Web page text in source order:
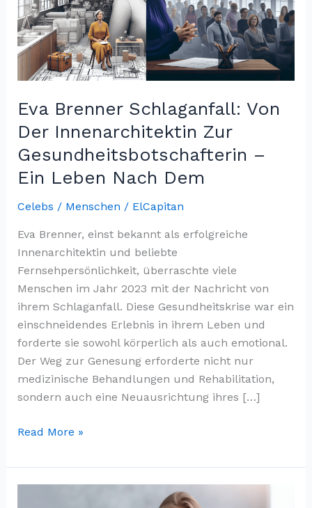
Eva Brenner Schlaganfall: Von
Der Innenarchitektin Zur
Gesundheitsbotschafterin –
Ein Leben Nach Dem
Celebs / Menschen / ElCapitan
Eva Brenner, einst bekannt als erfolgreiche
Innenarchitektin und beliebte
Fernsehpersönlichkeit, überraschte viele
Menschen im Jahr 2023 mit der Nachricht von
ihrem Schlaganfall. Diese Gesundheitskrise war ein
einschneidendes Erlebnis in ihrem Leben und
forderte sie sowohl körperlich als auch emotional.
Der Weg zur Genesung erforderte nicht nur
medizinische Behandlungen und Rehabilitation,
sondern auch eine Neuausrichtung ihres […]
Eva
Schlaganfall:
Von
Read More »